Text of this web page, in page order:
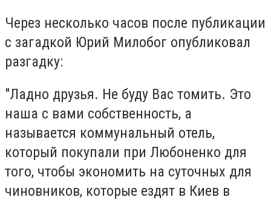
Через несколько часов после публикации
с загадкой Юрий Милобог опубликовал
разгадку:
"Ладно друзья. Не буду Вас томить. Это
наша с вами собственность, а
называется коммунальный отель,
который покупали при Любоненко для
того, чтобы экономить на суточных для
чиновников, которые ездят в Киев в